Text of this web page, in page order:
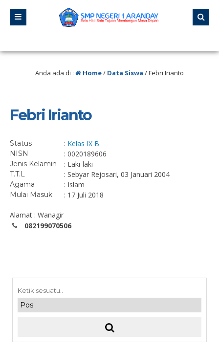
adalah senjata paling ampuh yang bisa kamu gunakan untuk
Anda ada di : Home/ Data Siswa /Febri Irianto
Febri Irianto
Status : Kelas IX B
NISN : 0020189606
Jenis Kelamin : Laki-laki
T.T.L : Sebyar Rejosari, 03 Januari 2004
Agama : Islam
Mulai Masuk : 17 Juli 2018
Alamat : Wanagir
082199070506